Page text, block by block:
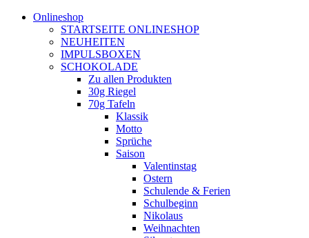
Onlineshop
STARTSEITE ONLINESHOP
NEUHEITEN
IMPULSBOXEN
SCHOKOLADE
Zu allen Produkten
30g Riegel
70g Tafeln
Klassik
Motto
Sprüche
Saison
Valentinstag
Ostern
Schulende & Ferien
Schulbeginn
Nikolaus
Weihnachten